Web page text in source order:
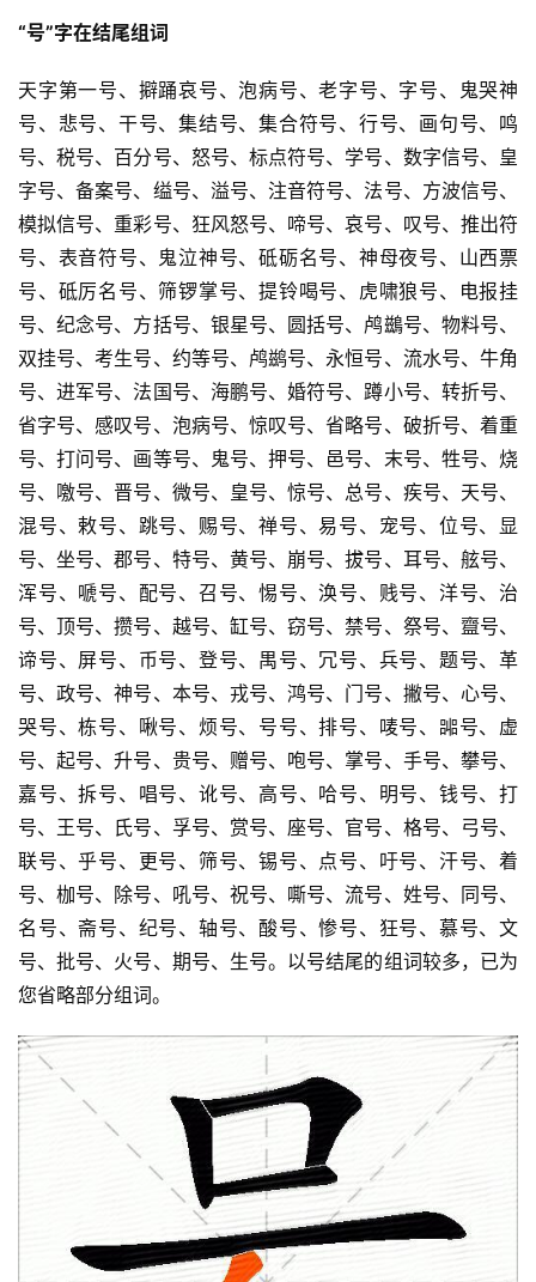
“号”字在结尾组词
天字第一号、擗踊哀号、泡病号、老字号、字号、鬼哭神
号、悲号、干号、集结号、集合符号、行号、画句号、鸣
号、税号、百分号、怒号、标点符号、学号、数字信号、皇
字号、备案号、缢号、溢号、注音符号、法号、方波信号、
模拟信号、重彩号、狂风怒号、啼号、哀号、叹号、推出符
号、表音符号、鬼泣神号、砥砺名号、神母夜号、山西票
号、砥厉名号、筛锣掌号、提铃喝号、虎啸狼号、电报挂
号、纪念号、方括号、银星号、圆括号、鸬鷀号、物料号、
双挂号、考生号、约等号、鸬鹚号、永恒号、流水号、牛角
号、进军号、法国号、海鹏号、婚符号、蹲小号、转折号、
省字号、感叹号、泡病号、惊叹号、省略号、破折号、着重
号、打问号、画等号、鬼号、押号、邑号、末号、牲号、烧
号、噭号、晋号、微号、皇号、惊号、总号、疾号、天号、
混号、敕号、跳号、赐号、禅号、易号、宠号、位号、显
号、坐号、郡号、特号、黄号、崩号、拔号、耳号、舷号、
浑号、嗁号、配号、召号、惕号、涣号、贱号、洋号、治
号、顶号、攒号、越号、缸号、窃号、禁号、祭号、齍号、
谛号、屏号、币号、登号、禺号、冗号、兵号、题号、革
号、政号、神号、本号、戎号、鸿号、门号、撇号、心号、
哭号、栋号、啾号、烦号、号号、排号、唛号、嘂号、虚
号、起号、升号、贵号、赠号、咆号、掌号、手号、攀号、
嘉号、拆号、唱号、讹号、高号、哈号、明号、钱号、打
号、王号、氏号、孚号、赏号、座号、官号、格号、弓号、
联号、乎号、更号、筛号、锡号、点号、吁号、汗号、着
号、枷号、除号、吼号、祝号、嘶号、流号、姓号、同号、
名号、斋号、纪号、轴号、酸号、惨号、狂号、慕号、文
号、批号、火号、期号、生号。以号结尾的组词较多，已为
您省略部分组词。